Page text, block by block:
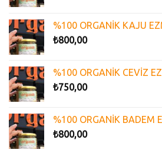
%100 ORGANİK KAJU
₺800,00
%100 ORGANİK CEVİZ
₺750,00
%100 ORGANİK BADEM
₺800,00